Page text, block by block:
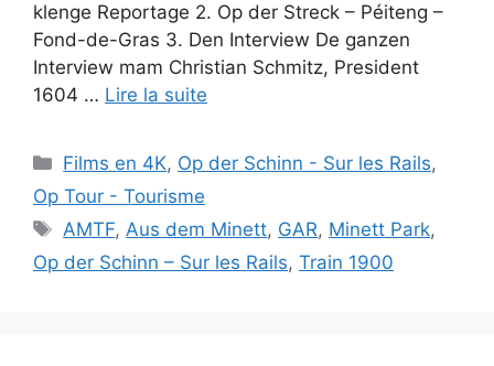
klenge Reportage 2. Op der Streck – Péiteng –
Fond-de-Gras 3. Den Interview De ganzen
Interview mam Christian Schmitz, President
1604 … Lire la suite
Catégories
Films en 4K, Op der Schinn - Sur les Rails,
Op Tour - Tourisme
Étiquettes
AMTF,Aus dem Minett, GAR, Minett Park,
Op der Schinn – Sur les Rails, Train 1900